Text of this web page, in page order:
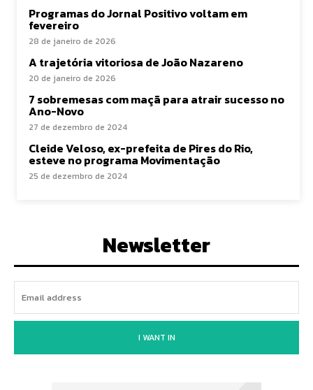
Programas do Jornal Positivo voltam em
fevereiro
28 de janeiro de 2026
A trajetória vitoriosa de João Nazareno
20 de janeiro de 2026
7 sobremesas com maçã para atrair sucesso no
Ano-Novo
27 de dezembro de 2024
Cleide Veloso, ex-prefeita de Pires do Rio,
esteve no programa Movimentação
25 de dezembro de 2024
Newsletter
I WANT IN